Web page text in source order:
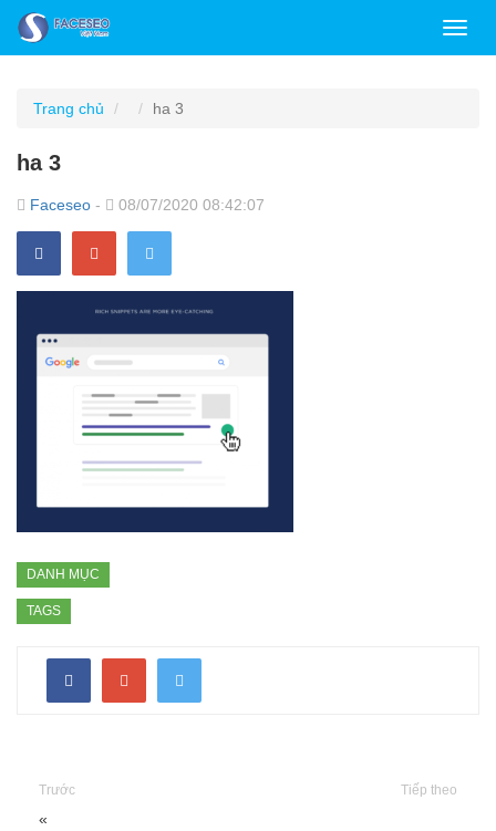
Trang chủ ha 3
ha 3
Faceseo - 08/07/2020 08:42:07
DANH MỤC
TAGS
Trước
«
Tiếp theo